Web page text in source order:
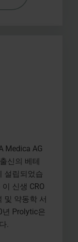
Medica AG
신의 베테
설립되었습
신생 CRO
및 약동학 서
년 Prolytic은
.